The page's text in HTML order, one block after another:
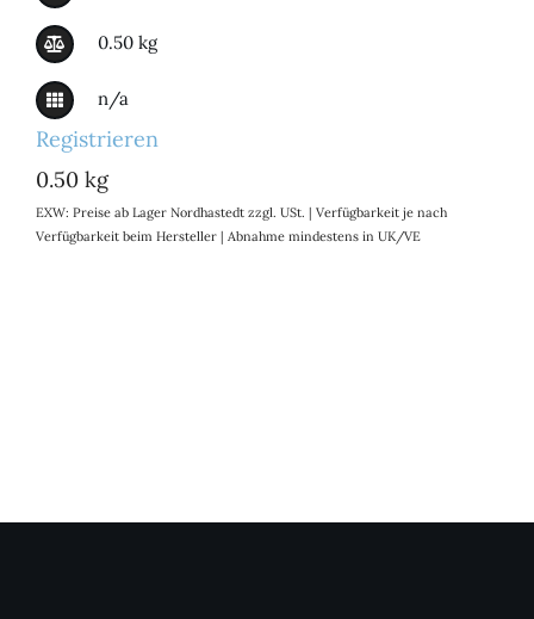
0.50 kg
n/a
Registrieren
0.50 kg
EXW: Preise ab Lager Nordhastedt zzgl. USt. | Verfügbarkeit je nach
Verfügbarkeit beim Hersteller | Abnahme mindestens in UK/VE